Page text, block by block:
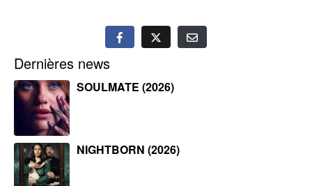
Dernières news
SOULMATE (2026)
NIGHTBORN (2026)